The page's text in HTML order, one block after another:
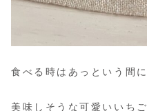
食べる時はあっという間
美味しそうな可愛いいち